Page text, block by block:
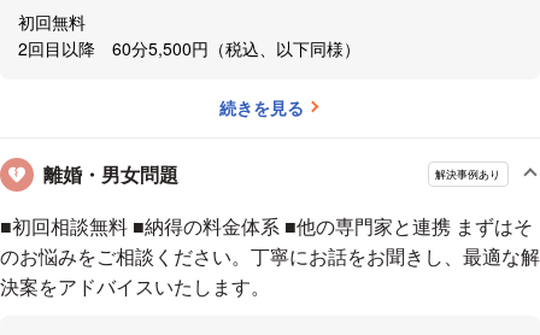
契約書チェック、労務管理等の企業法務、刑事事件まで
幅広く取り扱っています
•複雑な事案については、複数の弁護士で担当いたします
④他士業との連携
政書士法人、
社会保険労務士法人と連携をとっています
また、税理士とも連携をとっています
初回無料
2回目以降 60分5,500円（税込、以下同様）
続きを見る
離婚・男女問題 解決事例あり
■初回相談無料 ■納得の料金体系 ■他の専門家と連携 まずはそ
のお悩みをご相談ください。丁寧にお話をお聞きし、最適な解
決案をアドバイスいたします。